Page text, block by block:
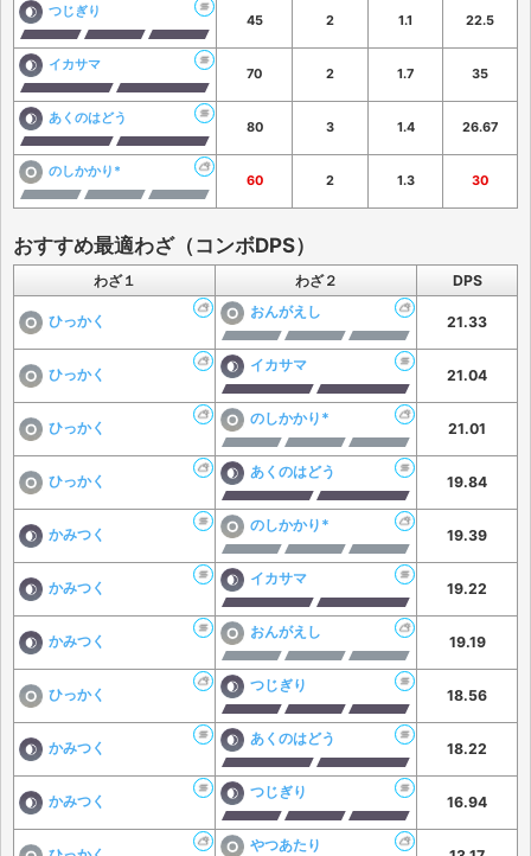
つじぎり
45 2 1.1 22.5
イカサマ
70 2 1.7 35
あくのはどう
80 3 1.4 26.67
のしかかり*
60 2 1.3 30
おすすめ最適わざ（コンボDPS）
わざ１ わざ２ DPS
ひっかく
おんがえし
21.33
ひっかく
イカサマ
21.04
ひっかく
のしかかり*
21.01
ひっかく
あくのはどう
19.84
かみつく
のしかかり*
19.39
かみつく
イカサマ
19.22
かみつく
おんがえし
19.19
ひっかく
つじぎり
18.56
かみつく
あくのはどう
18.22
かみつく
つじぎり
16.94
やつあたり